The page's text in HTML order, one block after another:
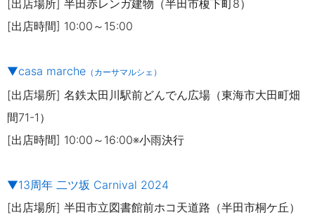
[出店場所] 半田赤レンガ建物（半田市榎下町8）
[出店時間] 10:00～15:00
▼casa marche （カーサマルシェ）
[出店場所] 名鉄太田川駅前どんでん広場（東海市大田町畑
間71-1）
[出店時間] 10:00～16:00※小雨決行
▼13周年 二ツ坂 Carnival 2024
[出店場所] 半田市立図書館前ホコ天道路（半田市桐ケ丘）